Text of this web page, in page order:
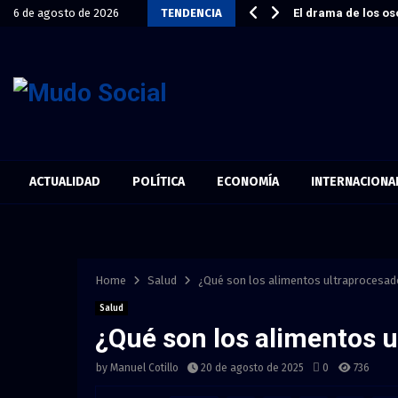
6 de agosto de 2026 TENDENCIA
“se sientan llenas” de… El drama de los
ACTUALIDAD POLÍTICA ECONOMÍA
Home Salud ¿Qué son los alimentos
Salud
¿Qué son los alimentos
by Manuel Cotillo 20 de agosto de 2025 0 736